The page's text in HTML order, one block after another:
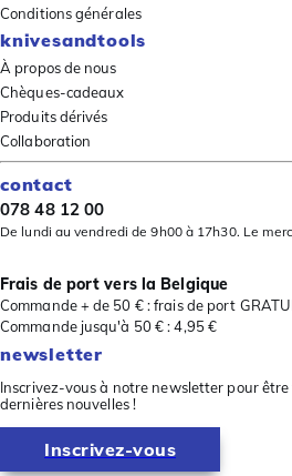
Conditions générales
knivesandtools
À propos de nous
Chèques-cadeaux
Produits dérivés
Collaboration
contact
078 48 12 00
De lundi au vendredi de 9h00 à 17h30. Le
Frais de port vers la Belgique
Commande + de 50 € : frais de port
Commande jusqu'à 50 € : 4,95 €
newsletter
Inscrivez-vous à notre newsletter pour
dernières nouvelles !
Inscrivez-vous